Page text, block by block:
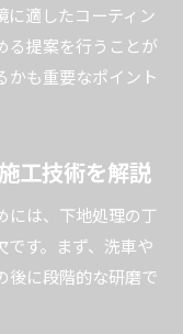
に適したコーティン
る提案を行うことが
かも重要なポイント
工技術を解説
には、下地処理の丁
す。まず、洗車や
後に段階的な研磨で